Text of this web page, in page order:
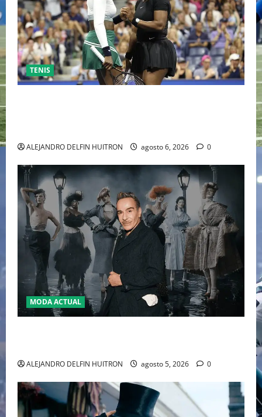
TENIS
ALEJANDRO DELFIN HUITRON agosto 6, 2026 0
MODA ACTUAL
ALEJANDRO DELFIN HUITRON agosto 5, 2026 0